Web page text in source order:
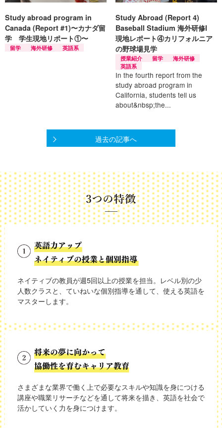
Study abroad program in
Canada (Report #1)〜カナダ留
学 学生現地リポート①〜
留学 海外研修 英語系
Study Abroad (Report 4)
Baseball Stadium 海外研修Ⅰ
現地レポート④カリフォルニア
の野球場見学
授業紹介 留学
海外研修
英語系
In the fourth report from the
study abroad program in
California, students tell us
about&nbsp;the...
過去の記事へ
ネイティブの教員が週5回以上の授業を担当。レベル別の少
人数クラスと、ていねいな個別指導を通して、使える英語を
マスターします。
さまざまな業界で働く上で必要なスキルや知識を身につける
講座や職業リサーチなどを通して将来を描き、英語を社会で
活かしていく力を身につけます。